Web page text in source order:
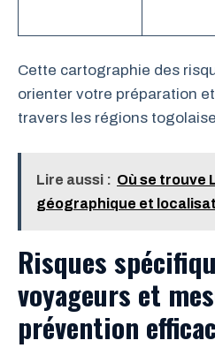
Cette cartographie des
orienter votre préparation
travers les régions
Lire aussi : Où se trouve
géographique et
Risques
voyageurs et
prévention